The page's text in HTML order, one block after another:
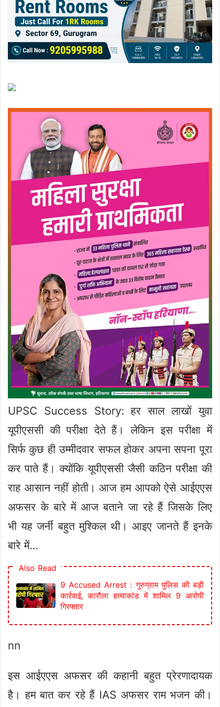
UPSC Success Story: हर साल लाखों युवा
यूपीएससी की परीक्षा देते हैं। लेकिन इस परीक्षा में
सिर्फ कुछ ही उम्मीदवार सफल होकर अपना सपना पूरा
कर पाते हैं। क्योंकि यूपीएससी जैसी कठिन परीक्षा की
राह आसान नहीं होती। आज हम आपको ऐसे आईएएस
अफसर के बारे में आज बताने जा रहे हैं जिसके लिए
भी यह जर्नी बहुत मुश्किल थी। आइए जानते हैं इनके
बारे में…
Also Read
9 Accused Arrest : गुरुग्राम पुलिस की बड़ी
कार्रवाई, कारौला हत्याकांड में शामिल 9 आरोपी
गिरफ्तार
nn
इस आईएएस अफसर की कहानी बहुत प्रेरणादायक
है। हम बात कर रहे हैं IAS अफसर राम भजन की।